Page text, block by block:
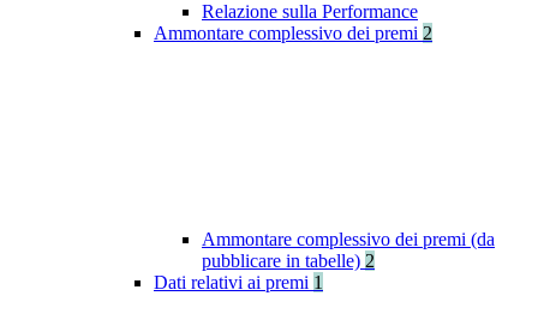
Relazione sulla Performance
Ammontare complessivo dei premi 2
Ammontare complessivo dei premi (da
pubblicare in tabelle) 2
Dati relativi ai premi 1